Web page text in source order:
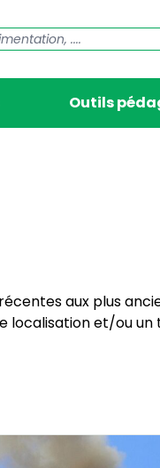
Outils
aux plus
localisation et/ou